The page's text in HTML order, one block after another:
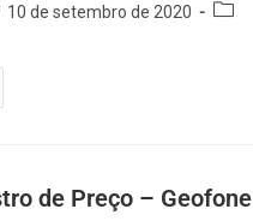
10 de setembro de 2020
de Preço – Geofone